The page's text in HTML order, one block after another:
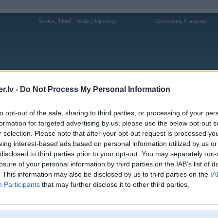
- Do Not Process My Personal Information
opt-out of the sale, sharing to third parties, or processing of your
for targeted advertising by us, please use the below opt-out
selection. Please note that after your opt-out request is processed
interest-based ads based on personal information utilized by us
to third parties prior to your opt-out. You may separately
of your personal information by third parties on the IAB’s list of
This information may also be disclosed by us to third parties on the
Participants that may further disclose it to other third parties.
Sveiks, Viesi! Ienākt Reģistrācija Ceturtdiena, 6. augusts
Forums Galerijas Reģistrācija Lietotāji
Lietotāja sonx33 profils
Pēdējo reizi manīts: 15. Jul 2026, 13:41
Lietotājvārds:
sonx33
Braucu ar:
320d
Nodarbošanās:
Dienaszaglis
Ziņojumi forumā:
2134